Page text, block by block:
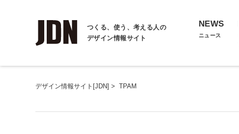
つくる、使う、考える人の
デザイン情報サイト
NEWS
ニュース
デザイン情報サイト[JDN] > TPAM